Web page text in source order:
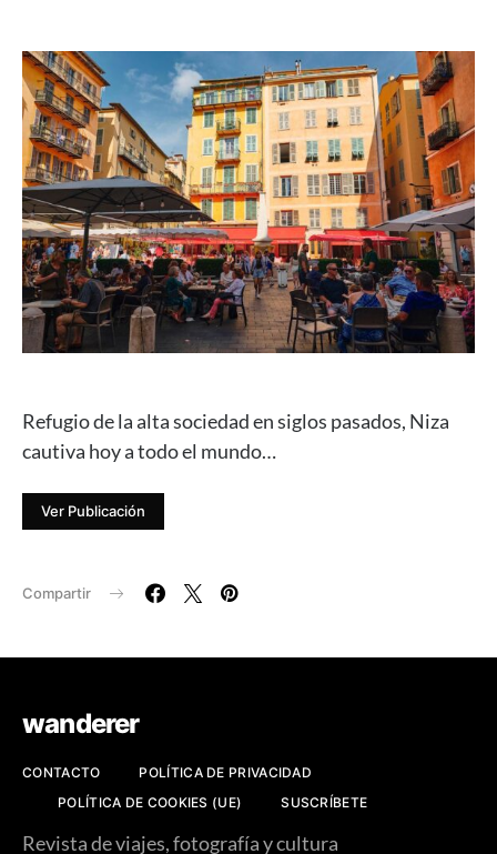
Refugio de la alta sociedad en siglos pasados, Niza
cautiva hoy a todo el mundo…
Ver Publicación
Compartir
wanderer
CONTACTO
POLÍTICA DE PRIVACIDAD
POLÍTICA DE COOKIES (UE)
SUSCRÍBETE
Revista de viajes, fotografía y cultura